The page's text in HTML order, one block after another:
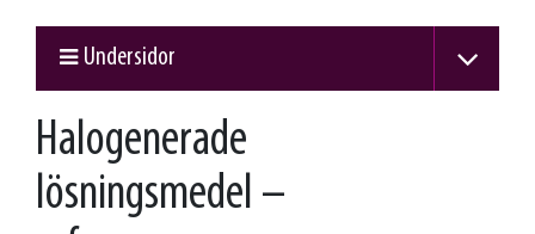
Undersidor
Halogenerade
lösningsmedel –